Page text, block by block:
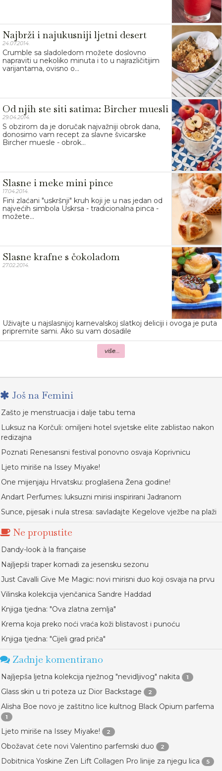
Najbrži i najukusniji ljetni desert
24.07.2014.
Crumble sa sladoledom možete doslovno
napraviti u nekoliko minuta i to u najrazličitijim
varijantama, ovisno o...
Od njih ste siti satima: Bircher muesli
29.04.2014.
S obzirom da je doručak najvažniji obrok dana,
donosimo vam recept za slavne švicarske
Bircher muesle - obrok...
Slasne i meke mini pince
17.04.2014.
Fini zlaćani "uskršnji" kruh koji je u nas jedan od
najvećih simbola Uskrsa - tradicionalna pinca -
možete...
Slasne krafne s čokoladom
27.02.2014.
Uživajte u najslasnijoj karnevalskoj slatkoj deliciji i ovoga je puta
pripremite sami. Ako su vam dosadile
više...
Još na Femini
Zašto je menstruacija i dalje tabu tema
Luksuz na Korčuli: omiljeni hotel svjetske elite zablistao nakon
redizajna
Poznati Renesansni festival ponovno osvaja Koprivnicu
Ljeto miriše na Issey Miyake!
One mijenjaju Hrvatsku: proglašena Žena godine!
Andart Perfumes: luksuzni mirisi inspirirani Jadranom
Sunce, pijesak i nula stresa: savladajte Kegelove vježbe na plaži
Ne propustite
Dandy-look à la française
Najljepši traper komadi za jesensku sezonu
Just Cavalli Give Me Magic: novi mirisni duo koji osvaja na prvu
Vilinska kolekcija vjenčanica Sandre Haddad
Knjiga tjedna: "Ova zlatna zemlja"
Krema koja preko noći vraća koži blistavost i punoću
Knjiga tjedna: "Cijeli grad priča"
Zadnje komentirano
Najljepša ljetna kolekcija nježnog "nevidljivog" nakita 1
Glass skin u tri poteza uz Dior Backstage 2
Alisha Boe novo je zaštitno lice kultnog Black Opium parfema
1
Ljeto miriše na Issey Miyake! 2
Obožavat ćete novi Valentino parfemski duo 2
Dobitnica Yoskine Zen Lift Collagen Pro linije za njegu lica 5